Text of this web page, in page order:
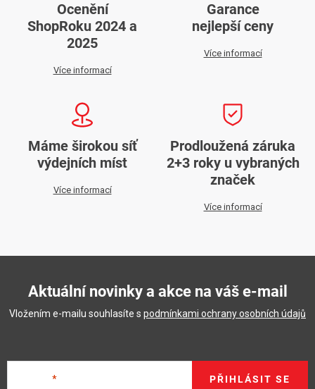
Ocenění
ShopRoku 2024 a
2025
Více informací
Garance
nejlepší ceny
Více informací
Máme širokou síť
výdejních míst
Více informací
Prodloužená záruka
2+3 roky u vybraných
značek
Více informací
Aktuální novinky a akce na váš e-mail
Vložením e-mailu souhlasíte s podmínkami ochrany osobních údajů
PŘIHLÁSIT SE